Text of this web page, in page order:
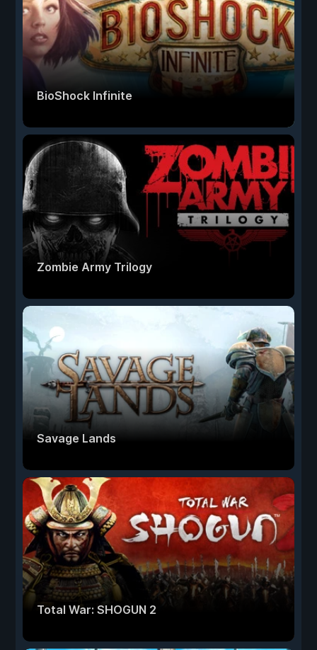
BioShock Infinite
Zombie Army Trilogy
Savage Lands
Total War: SHOGUN 2